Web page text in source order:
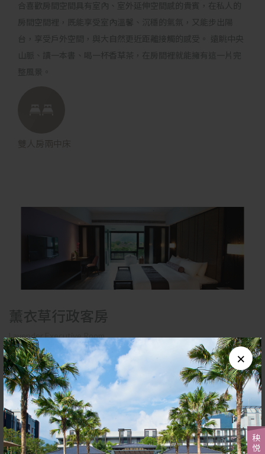
×
合喜歡房間空間具有室內、室外延伸空間感的貴賓，在私人的
房間空間裡，既能享受室內溫馨、沉穩的氣氛，又能步出陽
台，享受戶外空間，與大自然更近距離接觸的感受。 遠眺中央
山脈、讀一本書、喝一杯香草茶，在房間裡就能擁有這一片完
整風景。
薰衣草行政客房
Lavender Executive Room
房間內皆有一面大落地窗可穿透視覺，欣賞迷宮花園四周的田園風
景、黃昏色彩斑斕的天空，甚至夜晚的美麗星空。2-5樓的房間，面
對一整片香草花園，欣賞香草花園、迷宮、以及不遠處的山脈。山
脈晨昏光影的變化，搭配山嵐氤氳，偶爾是雲霧繚繞、偶爾又是輪
廓清晰，即使是在房間裡靜靜欣賞這一幅會變化的美景，也是賞心
悅目的療癒。